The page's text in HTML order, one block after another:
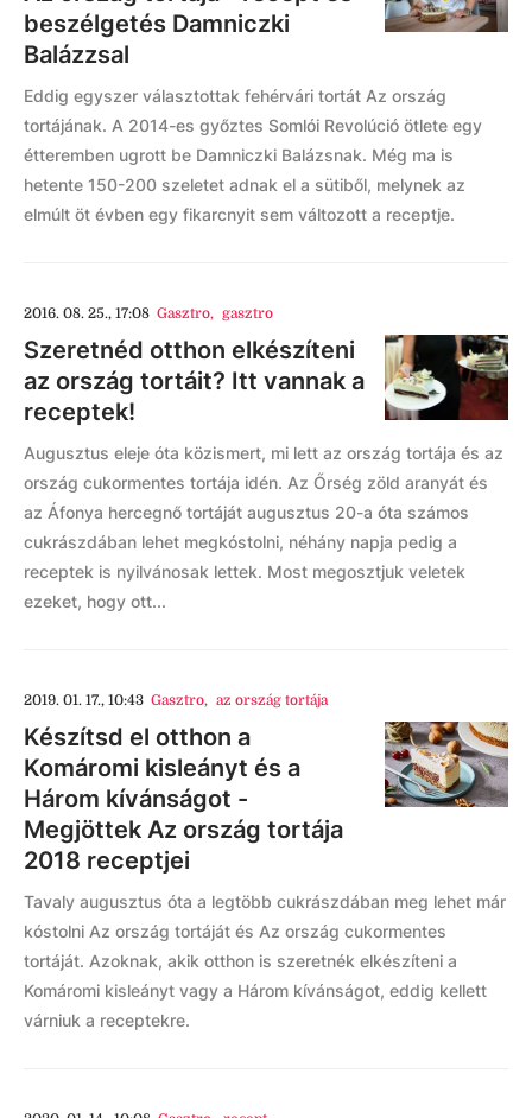
beszélgetés Damniczki
Balázzsal
Eddig egyszer választottak fehérvári tortát Az ország
tortájának. A 2014-es győztes Somlói Revolúció ötlete egy
étteremben ugrott be Damniczki Balázsnak. Még ma is
hetente 150-200 szeletet adnak el a sütiből, melynek az
elmúlt öt évben egy fikarcnyit sem változott a receptje.
2016. 08. 25., 17:08 Gasztro, gasztro
Szeretnéd otthon elkészíteni
az ország tortáit? Itt vannak a
receptek!
Augusztus eleje óta közismert, mi lett az ország tortája és az
ország cukormentes tortája idén. Az Őrség zöld aranyát és
az Áfonya hercegnő tortáját augusztus 20-a óta számos
cukrászdában lehet megkóstolni, néhány napja pedig a
receptek is nyilvánosak lettek. Most megosztjuk veletek
ezeket, hogy ott...
2019. 01. 17., 10:43 Gasztro, az ország tortája
Készítsd el otthon a
Komáromi kisleányt és a
Három kívánságot -
Megjöttek Az ország tortája
2018 receptjei
Tavaly augusztus óta a legtöbb cukrászdában meg lehet már
kóstolni Az ország tortáját és Az ország cukormentes
tortáját. Azoknak, akik otthon is szeretnék elkészíteni a
Komáromi kisleányt vagy a Három kívánságot, eddig kellett
várniuk a receptekre.